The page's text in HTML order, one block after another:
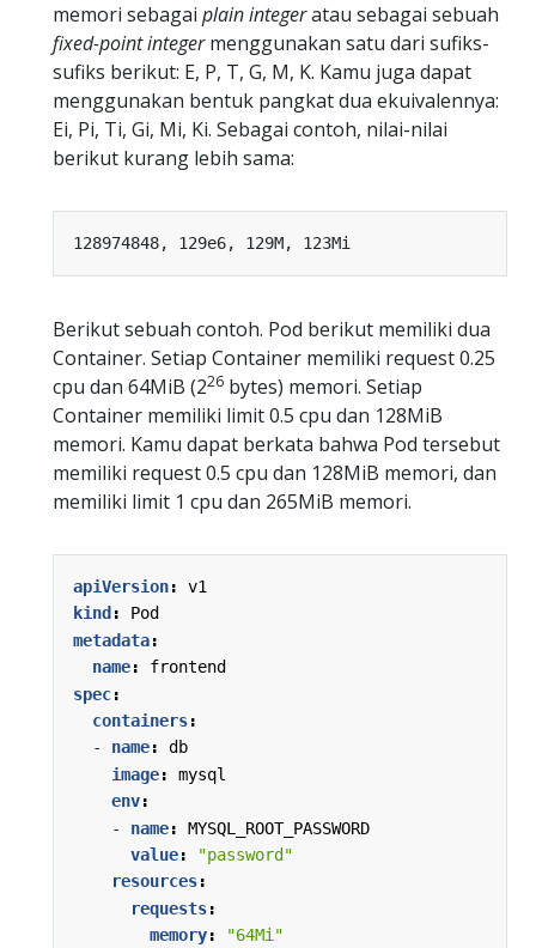
memori sebagai plain integeratau sebagai sebuah
fixed-point integermenggunakan satu dari sufiks-
sufiks berikut: E, P, T, G, M, K. Kamu juga dapat
menggunakan bentuk pangkat dua ekuivalennya:
Ei, Pi, Ti, Gi, Mi, Ki. Sebagai contoh, nilai-nilai
berikut kurang lebih sama:
Berikut sebuah contoh. Pod berikut memiliki dua
Container. Setiap Container memiliki request 0.25
cpu dan 64MiB (226 bytes) memori. Setiap
Container memiliki limit 0.5 cpu dan 128MiB
memori. Kamu dapat berkata bahwa Pod tersebut
memiliki request 0.5 cpu dan 128MiB memori, dan
memiliki limit 1 cpu dan 265MiB memori.
apiVersion:
v1
kind :
Pod
metadata:
name:
frontend
spec:
containers:
- name:
db
image:
mysql
env:
- name:
MYSQL_ROOT_PASSWORD
value:
"password"
resources:
requests:
memory:
"64Mi"